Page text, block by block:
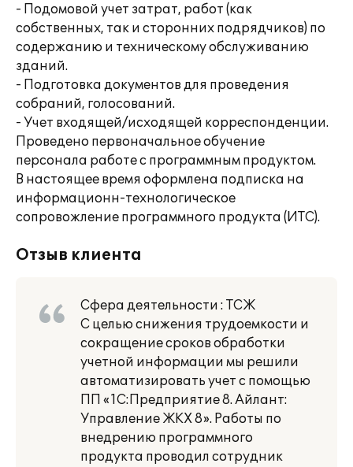
- Подомовой учет затрат, работ (как
собственных, так и сторонних подрядчиков) по
содержанию и техническому обслуживанию
зданий.
- Подготовка документов для проведения
собраний, голосований.
- Учет входящей/исходящей корреспонденции.
Проведено первоначальное обучение
персонала работе с программным продуктом.
В настоящее время оформлена подписка на
информационн-технологическое
сопровожление программного продукта (ИТС).
Отзыв клиента
Сфера деятельности : ТСЖ
С целью снижения трудоемкости и
сокращение сроков обработки
учетной информации мы решили
автоматизировать учет с помощью
ПП «1С:Предприятие 8. Айлант:
Управление ЖКХ 8». Работы по
внедрению программного
продукта проводил сотрудник